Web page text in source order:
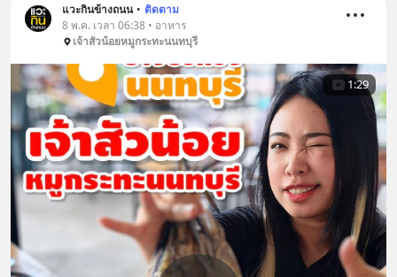
แวะกินข้างถนน • ติดตาม
8 พ.ค. เวลา 06:38 • อาหาร
เจ้าสัวน้อยหมูกระทะนนทบุรี
1:29